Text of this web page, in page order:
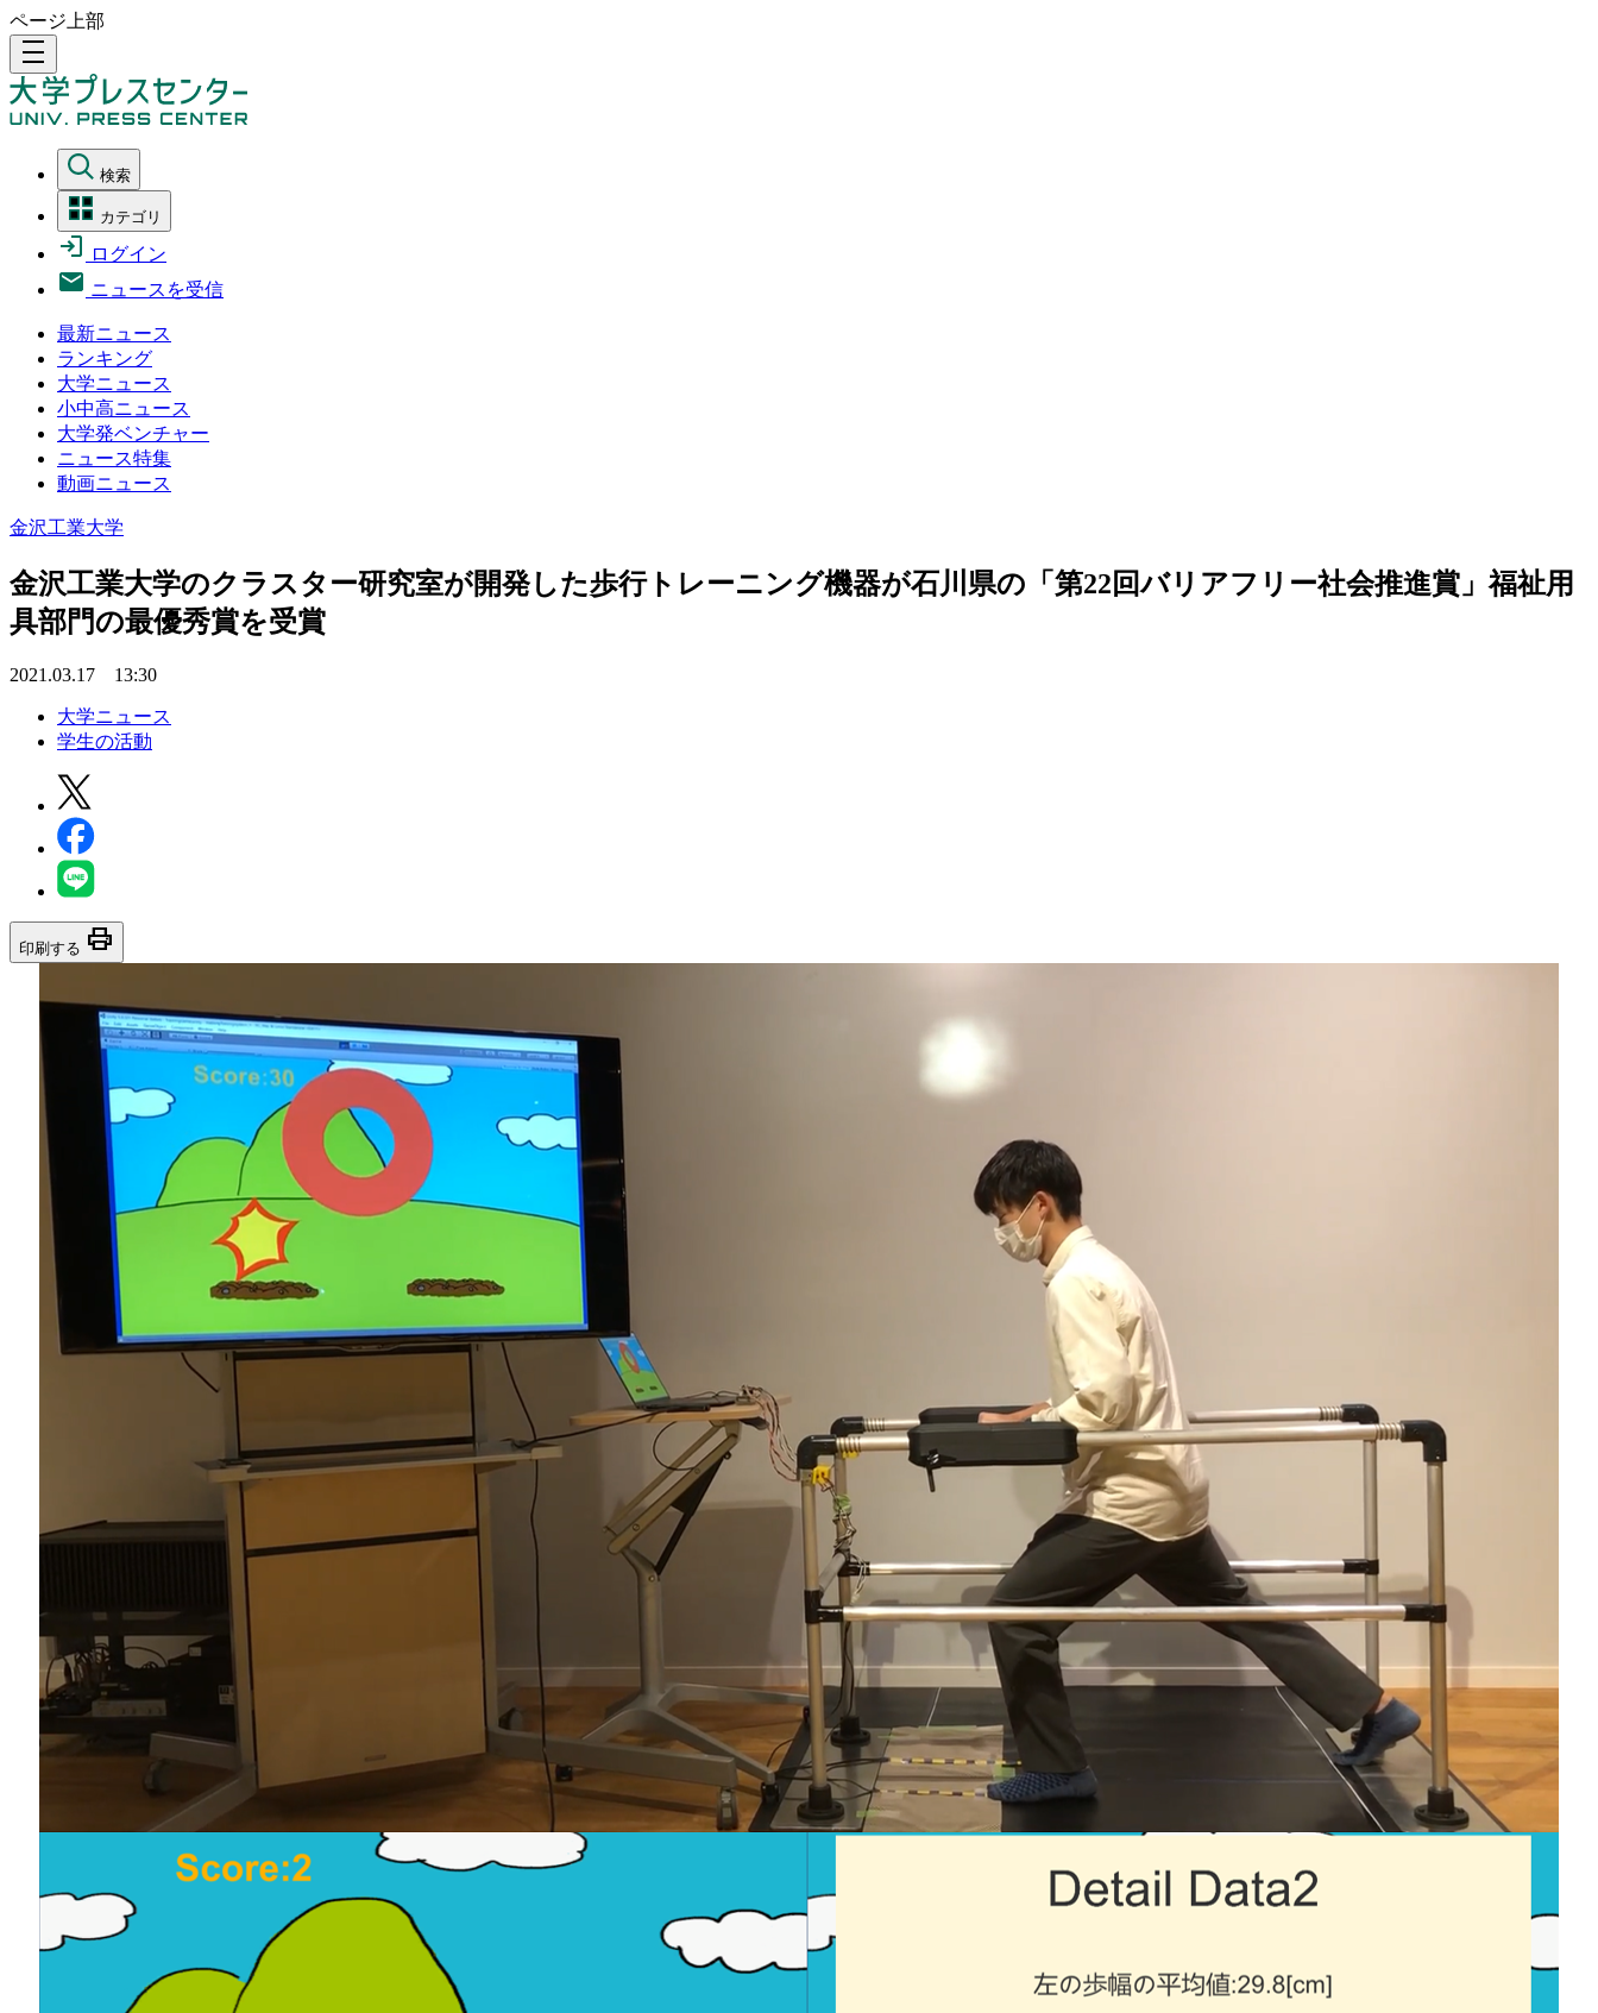
ページ上部
density_medium
検索
カテゴリ
ログイン
ニュースを受信
最新ニュース
ランキング
大学ニュース
小中高ニュース
大学発ベンチャー
ニュース特集
動画ニュース
金沢工業大学
金沢工業大学のクラスター研究室が開発した歩行トレーニング機器が石川県の「第22回バリアフリー社会推進賞」福祉用
具部門の最優秀賞を受賞
2021.03.17 13:30
大学ニュース
学生の活動
印刷する print